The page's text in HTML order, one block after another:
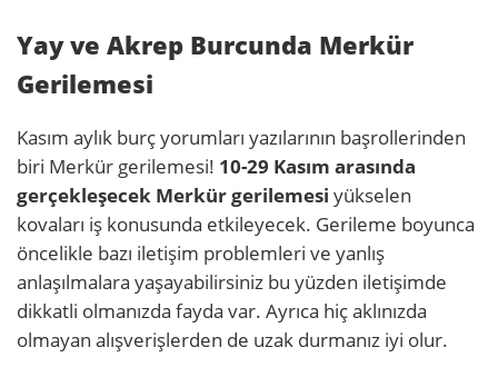
Yay ve Akrep Burcunda Merkür
Gerilemesi
Kasım aylık burç yorumları yazılarının başrollerinden
biri Merkür gerilemesi! 10-29 Kasım arasında
gerçekleşecek Merkür gerilemesi yükselen
kovaları iş konusunda etkileyecek. Gerileme boyunca
öncelikle bazı iletişim problemleri ve yanlış
anlaşılmalara yaşayabilirsiniz bu yüzden iletişimde
dikkatli olmanızda fayda var. Ayrıca hiç aklınızda
olmayan alışverişlerden de uzak durmanız iyi olur.